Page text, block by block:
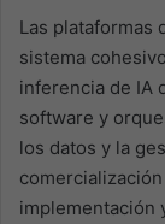
Las plataformas
sistema
inferencia de IA
software y
los datos y la
implementación